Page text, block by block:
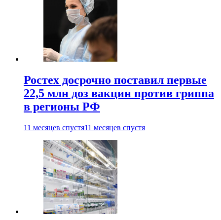
Ростех досрочно поставил первые
22,5 млн доз вакцин против гриппа
в регионы РФ
11 месяцев спустя11 месяцев спустя